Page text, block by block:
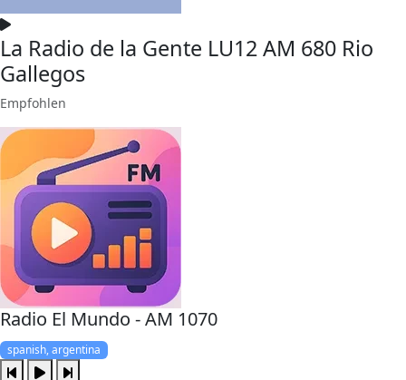
La Radio de la Gente LU12 AM 680 Rio
Gallegos
Empfohlen
Radio El Mundo - AM 1070
spanish, argentina